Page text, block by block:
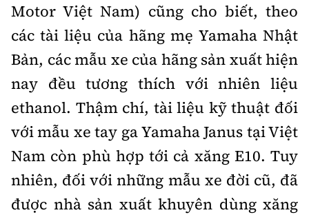
Motor Việt Nam) cũng cho biết, theo
các tài liệu của hãng mẹ Yamaha Nhật
Bản, các mẫu xe của hãng sản xuất hiện
nay đều tương thích với nhiên liệu
ethanol. Thậm chí, tài liệu kỹ thuật đối
với mẫu xe tay ga Yamaha Janus tại Việt
Nam còn phù hợp tới cả xăng E10. Tuy
nhiên, đối với những mẫu xe đời cũ, đã
được nhà sản xuất khuyên dùng xăng